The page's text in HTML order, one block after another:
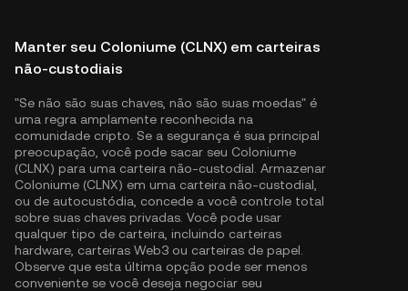
Manter seu Coloniume (CLNX) em carteiras
não-custodiais
"Se não são suas chaves, não são suas moedas" é
uma regra amplamente reconhecida na
comunidade cripto. Se a segurança é sua principal
preocupação, você pode sacar seu Coloniume
(CLNX) para uma carteira não-custodial. Armazenar
Coloniume (CLNX) em uma carteira não-custodial,
ou de autocustódia, concede a você controle total
sobre suas chaves privadas. Você pode usar
qualquer tipo de carteira, incluindo carteiras
hardware, carteiras Web3 ou carteiras de papel.
Observe que esta última opção pode ser menos
conveniente se você deseja negociar seu